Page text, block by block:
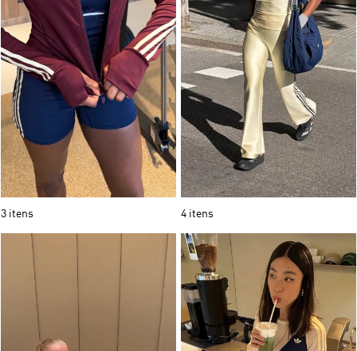
3 itens 4 itens